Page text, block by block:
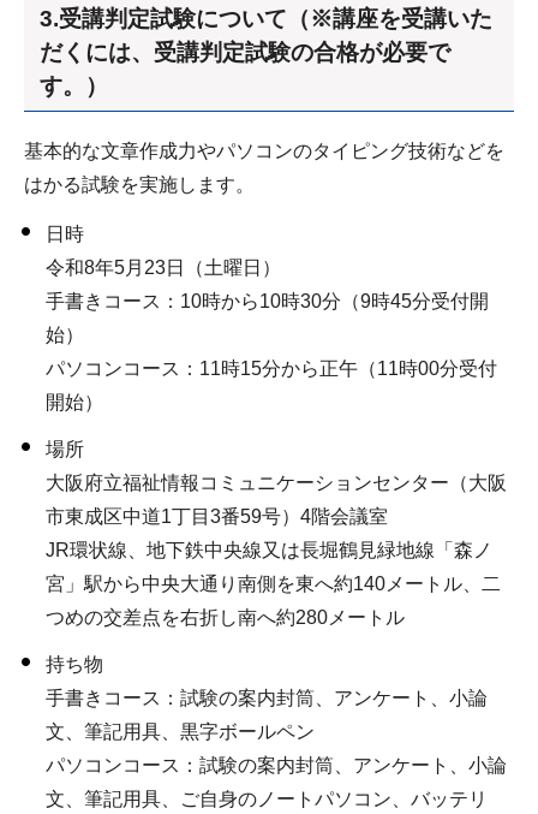
3.受講判定試験について（※講座を受講いた
だくには、受講判定試験の合格が必要で
す。）
基本的な文章作成力やパソコンのタイピング技術などを
はかる試験を実施します。
日時
令和8年5月23日（土曜日）
手書きコース：10時から10時30分（9時45分受付開
始）
パソコンコース：11時15分から正午（11時00分受付
開始）
場所
大阪府立福祉情報コミュニケーションセンター（大阪
市東成区中道1丁目3番59号）4階会議室
JR環状線、地下鉄中央線又は長堀鶴見緑地線「森ノ
宮」駅から中央大通り南側を東へ約140メートル、二
つめの交差点を右折し南へ約280メートル
持ち物
手書きコース：試験の案内封筒、アンケート、小論
文、筆記用具、黒字ボールペン
パソコンコース：試験の案内封筒、アンケート、小論
文、筆記用具、ご自身のノートパソコン、バッテリ